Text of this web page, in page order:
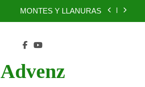
BENEFICIOS DEL PERDÓN
MONTES Y LLANURAS
Advenz